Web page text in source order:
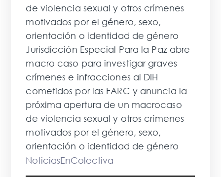
de violencia sexual y otros crímenes
motivados por el género, sexo,
orientación o identidad de género
Jurisdicción Especial Para la Paz abre
macro caso para investigar graves
crímenes e infracciones al DIH
cometidos por las FARC y anuncia la
próxima apertura de un macrocaso
de violencia sexual y otros crímenes
motivados por el género, sexo,
orientación o identidad de género
NoticiasEnColectiva